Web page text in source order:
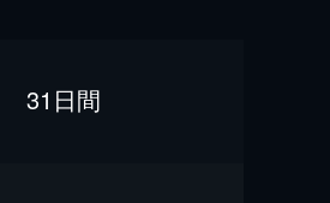
31日間